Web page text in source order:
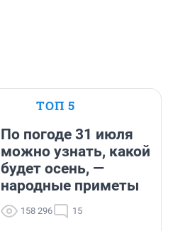
ТОП 5
По погоде 31 июля
можно узнать, какой
будет осень, —
народные приметы
158 296 15